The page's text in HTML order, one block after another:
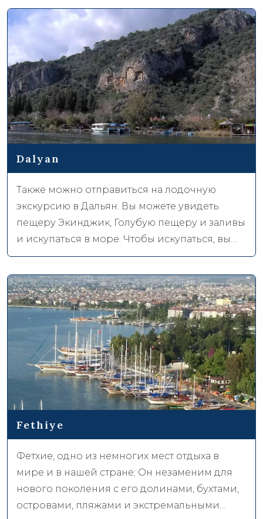
Dalyan
Также можно отправиться на лодочную
экскурсию в Дальян. Вы можете увидеть
пещеру Экинджик, Голубую пещеру и заливы
и искупаться в море. Чтобы искупаться, вы
можете отправиться в залив Экинджик, пляж
Аш, залив Каргыджак, а также на пляж Изтузу.
Древний город Каунос расположен на
противоположном берегу реки Дальян. Вы
можете легко добраться до него на лодке.
Здесь вы можете увидеть исторические
сооружения, такие как гробницы короля,
акрополь и римские бани. Особенно
интересны гробницы King Rock.
Fethiye
Фетхие, одно из немногих мест отдыха в
мире и в нашей стране; Он незаменим для
нового поколения с его долинами, бухтами,
островами, пляжами и экстремальными